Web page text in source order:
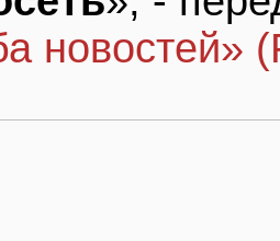
новостей»